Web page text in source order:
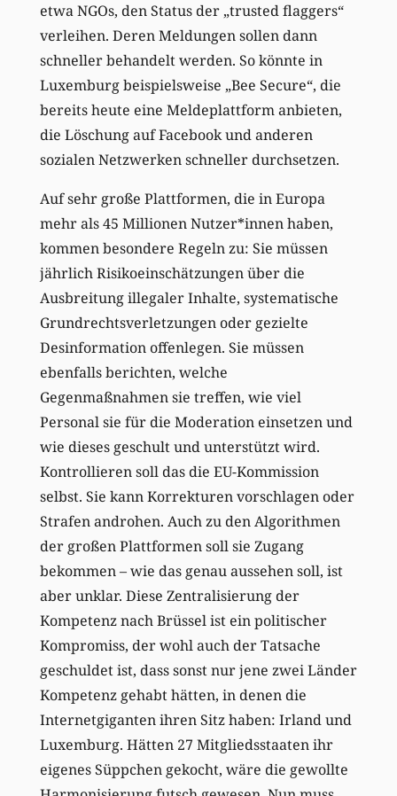
etwa NGOs, den Status der „trusted flaggers“
verleihen. Deren Meldungen sollen dann
schneller behandelt werden. So könnte in
Luxemburg beispielsweise „Bee Secure“, die
bereits heute eine Meldeplattform anbieten,
die Löschung auf Facebook und anderen
sozialen Netzwerken schneller durchsetzen.
Auf sehr große Plattformen, die in Europa
mehr als 45 Millionen Nutzer*innen haben,
kommen besondere Regeln zu: Sie müssen
jährlich Risikoeinschätzungen über die
Ausbreitung illegaler Inhalte, systematische
Grundrechtsverletzungen oder gezielte
Desinformation offenlegen. Sie müssen
ebenfalls berichten, welche
Gegenmaßnahmen sie treffen, wie viel
Personal sie für die Moderation einsetzen und
wie dieses geschult und unterstützt wird.
Kontrollieren soll das die EU-Kommission
selbst. Sie kann Korrekturen vorschlagen oder
Strafen androhen. Auch zu den Algorithmen
der großen Plattformen soll sie Zugang
bekommen – wie das genau aussehen soll, ist
aber unklar. Diese Zentralisierung der
Kompetenz nach Brüssel ist ein politischer
Kompromiss, der wohl auch der Tatsache
geschuldet ist, dass sonst nur jene zwei Länder
Kompetenz gehabt hätten, in denen die
Internetgiganten ihren Sitz haben: Irland und
Luxemburg. Hätten 27 Mitgliedsstaaten ihr
eigenes Süppchen gekocht, wäre die gewollte